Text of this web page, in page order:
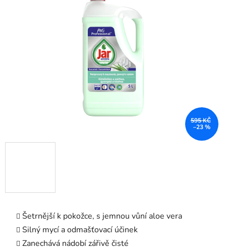
Šetrnější k pokožce, s jemnou vůní aloe vera
Silný mycí a odmašťovací účinek
Zanechává nádobí zářivě čisté
595 KČ
–23 %